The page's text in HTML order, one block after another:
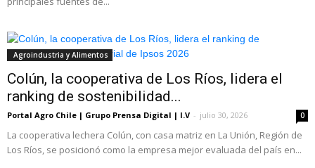
Agroindustria y Alimentos
Colún, la cooperativa de Los Ríos, lidera el
ranking de sostenibilidad...
Portal Agro Chile | Grupo Prensa Digital | I.V - julio 30, 2026 0
La cooperativa lechera Colún, con casa matriz en La Unión, Región de
Los Ríos, se posicionó como la empresa mejor evaluada del país en...